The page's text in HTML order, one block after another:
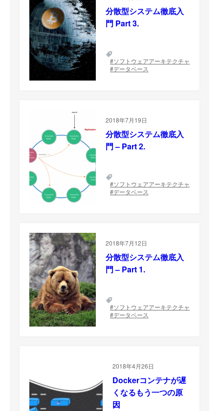
分散型システム徹底入
門 Part 3.
ソフトウェアアーキテクチャ
データベース
2018年7月19日
分散型システム徹底入
門 – Part 2.
ソフトウェアアーキテクチャ
データベース
2018年7月12日
分散型システム徹底入
門 – Part 1.
ソフトウェアアーキテクチャ
データベース
2018年4月26日
Dockerコンテナが遅
くなるもう一つの原
因